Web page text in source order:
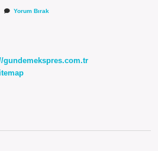
Yorum Bırak
gundemekspres.com.tr